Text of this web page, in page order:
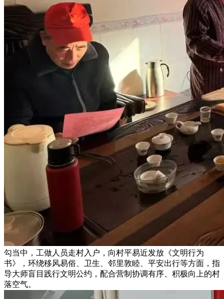
勾当中，工做人员走村入户，向村平易近发放《文明行为
书》，环绕移风易俗、卫生、邻里敦睦、平安出行等方面，指
导大师盲目践行文明公约，配合营制协调有序、积极向上的村
落空气。